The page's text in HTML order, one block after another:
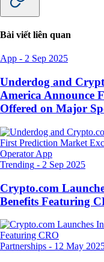
Bài viết liên quan
App - 2 Sep 2025
Underdog and
America Announce
Offered on Major
Trending - 2 Sep 2025
Crypto.com
Benefits Featuring
Partnerships - 12 May